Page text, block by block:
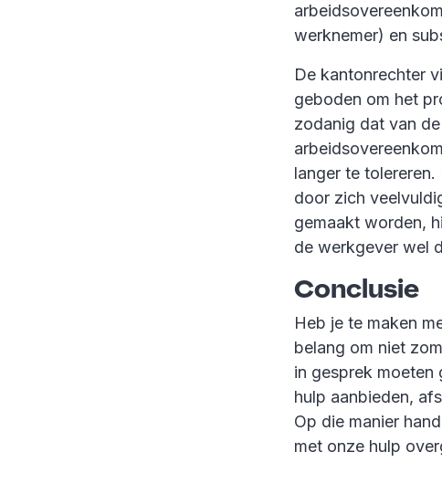
werknemer) en
De kantonrechter
geboden om het
zodanig dat van
langer te
door zich
gemaakt worden,
de werkgever wel
Conclusie
Heb je te maken
belang om niet
in gesprek moeten
hulp aanbieden,
Op die manier
met onze hulp